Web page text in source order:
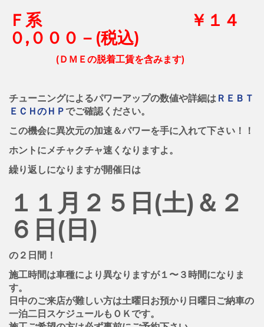
Ｆ系 ￥１４
０,０００－(税込)
(ＤＭＥの脱着工賃を含みます)
チューニングによるパワーアップの数値や詳細は ＲＥＢＴ
ＥＣＨのＨＰでご確認ください。
この機会に異次元の加速＆パワーを手に入れて下さい！！
ホントにメチャクチャ速くなりますよ。
繰り返しになりますが開催日は
１１月２５日(土)＆２
６日(日)
の２日間！
施工時間は車種により異なりますが１〜３時間になりま
す。
日中のご来店が難しい方は土曜日お預かり日曜日ご納車の
一泊二日スケジュールもＯＫです。